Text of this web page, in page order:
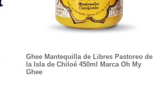
Ghee Mantequilla de Libres Pastoreo de
la Isla de Chiloé 450ml Marca Oh My
Ghee